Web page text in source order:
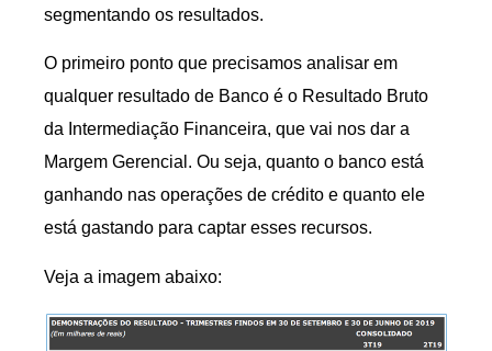
segmentando os resultados.
O primeiro ponto que precisamos analisar em
qualquer resultado de Banco é o Resultado Bruto
da Intermediação Financeira, que vai nos dar a
Margem Gerencial. Ou seja, quanto o banco está
ganhando nas operações de crédito e quanto ele
está gastando para captar esses recursos.
Veja a imagem abaixo: